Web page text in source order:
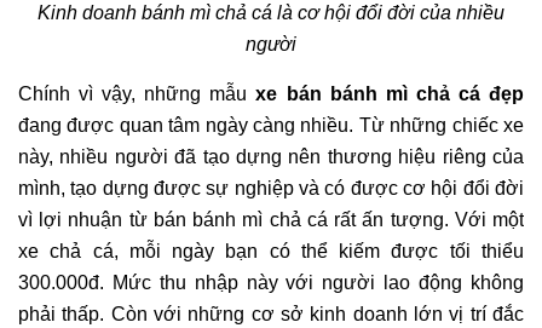
Kinh doanh bánh mì chả cá là cơ hội đổi đời của nhiều
người
Chính vì vậy, những mẫuxe bán bánh mì chả cá đẹp
đang được quan tâm ngày càng nhiều. Từ những chiếc xe
này, nhiều người đã tạo dựng nên thương hiệu riêng của
mình, tạo dựng được sự nghiệp và có được cơ hội đổi đời
vì lợi nhuận từ bán bánh mì chả cá rất ấn tượng. Với một
xe chả cá, mỗi ngày bạn có thể kiếm được tối thiểu
300.000đ. Mức thu nhập này với người lao động không
phải thấp. Còn với những cơ sở kinh doanh lớn vị trí đắc